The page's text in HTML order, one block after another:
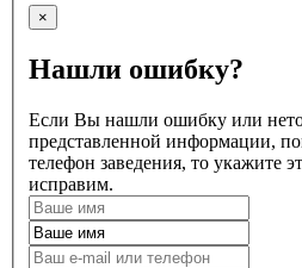
×
Нашли ошибку?
Если Вы нашли ошибку или
представленной информации,
телефон заведения, то укажите
исправим.